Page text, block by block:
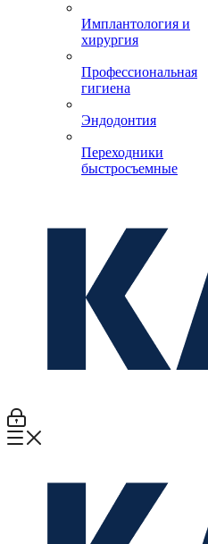
Имплантология и
хирургия
Профессиональная
гигиена
Эндодонтия
Переходники
быстросъемные